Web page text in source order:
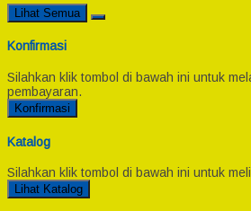
Lihat Semua
Konfirmasi
Silahkan klik tombol di bawah ini untuk
pembayaran.
Konfirmasi
Katalog
Silahkan klik tombol di bawah ini untuk
Lihat Katalog